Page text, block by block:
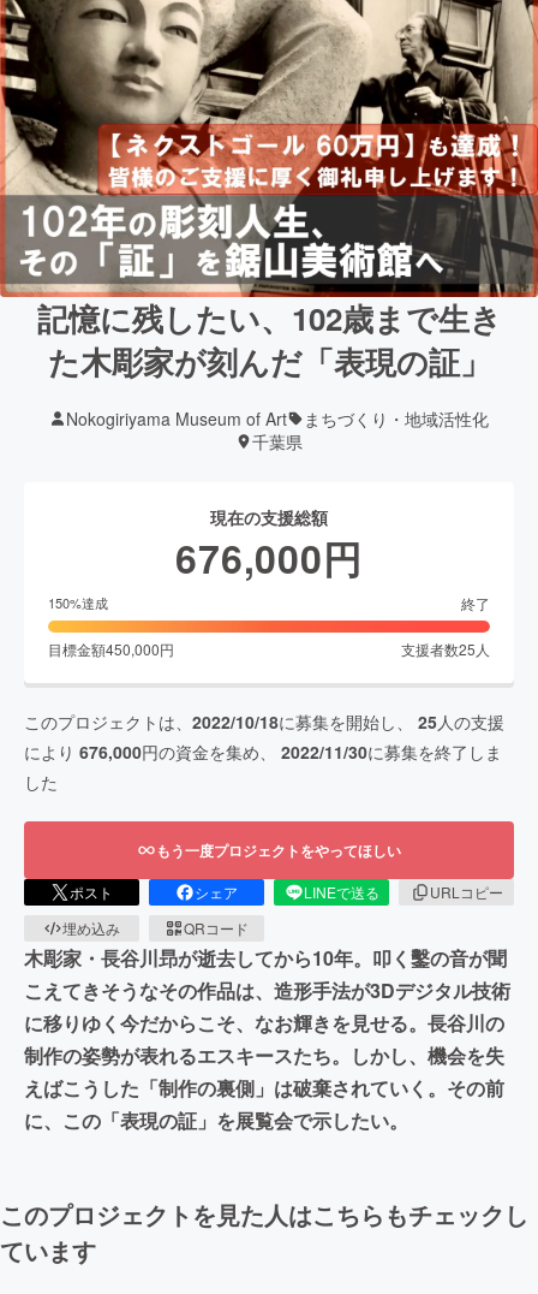
記憶に残したい、102歳まで生き
た木彫家が刻んだ「表現の証」
Nokogiriyama Museum of Art
まちづくり・地域活性化
千葉県
現在の支援総額
676,000円
150%達成 終了
目標金額450,000円 支援者数25 人
このプロジェクトは、 2022/10/18に募集を開始し、 25人の支援
により 676,000円の資金を集め、 2022/11/30に募集を終了しま
した
もう一度プロジェクトをやってほしい
ポスト シェア LINEで送る
URLコピー
埋め込み
QRコード
木彫家・長谷川昻が逝去してから10年。叩く鑿の音が聞
こえてきそうなその作品は、造形手法が3Dデジタル技術
に移りゆく今だからこそ、なお輝きを見せる。長谷川の
制作の姿勢が表れるエスキースたち。しかし、機会を失
えばこうした「制作の裏側」は破棄されていく。その前
に、この「表現の証」を展覧会で示したい。
このプロジェクトを見た人はこちらもチェックし
ています